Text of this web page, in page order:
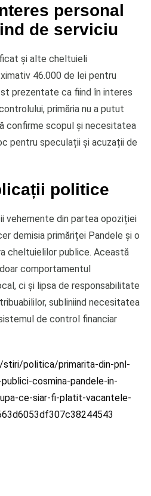
personal
de serviciu
și alte cheltuieli
46.000 de lei pentru
prezentate ca fiind în interes
primăria nu a putut
confirme scopul și necesitatea
pentru speculații și acuzații de
politice
vehemente din partea opoziției
demisia primăriței Pandele și o
cheltuielilor publice. Această
comportamentul
ci și lipsa de responsabilitate
subliniind necesitatea
de control financiar
politica/primarita-din-pnl-
cosmina-pandele-in-
ce-siar-fi-platit-vacantele-